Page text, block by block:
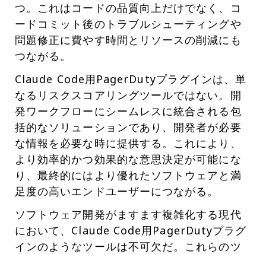
つ。これはコードの品質向上だけでなく、コ
ードコミット後のトラブルシューティングや
問題修正に費やす時間とリソースの削減にも
つながる。
Claude Code用PagerDutyプラグインは、単
なるリスクスコアリングツールではない。開
発ワークフローにシームレスに統合される包
括的なソリューションであり、開発者が必要
な情報を必要な時に提供する。これにより、
より効率的かつ効果的な意思決定が可能にな
り、最終的にはより優れたソフトウェアと満
足度の高いエンドユーザーにつながる。
ソフトウェア開発がますます複雑化する現代
において、Claude Code用PagerDutyプラグ
インのようなツールは不可欠だ。これらのツ